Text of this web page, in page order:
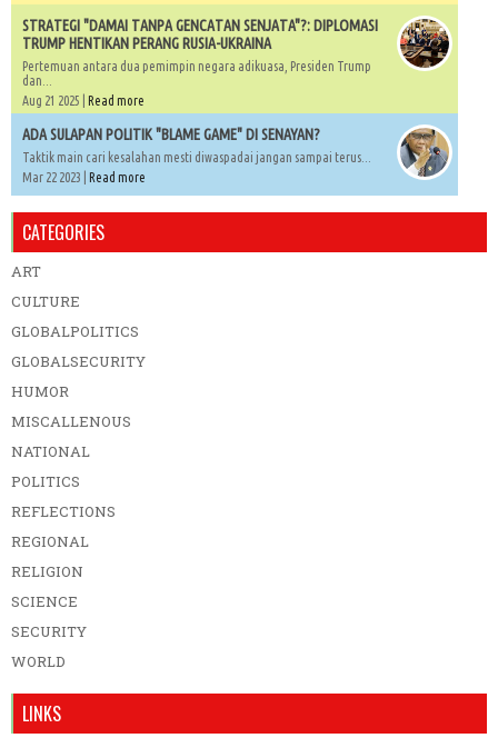
STRATEGI "DAMAI TANPA GENCATAN SENJATA"?: DIPLOMASI
TRUMP HENTIKAN PERANG RUSIA-UKRAINA
Pertemuan antara dua pemimpin negara adikuasa, Presiden Trump
dan...
Aug 21 2025 | Read more
ADA SULAPAN POLITIK "BLAME GAME" DI SENAYAN?
Taktik main cari kesalahan mesti diwaspadai jangan sampai terus...
Mar 22 2023 | Read more
CATEGORIES
ART
CULTURE
GLOBALPOLITICS
GLOBALSECURITY
HUMOR
MISCALLENOUS
NATIONAL
POLITICS
REFLECTIONS
REGIONAL
RELIGION
SCIENCE
SECURITY
WORLD
LINKS